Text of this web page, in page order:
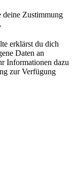
deine Zustimmung
erklärst du dich
Daten an
Informationen dazu
zur Verfügung